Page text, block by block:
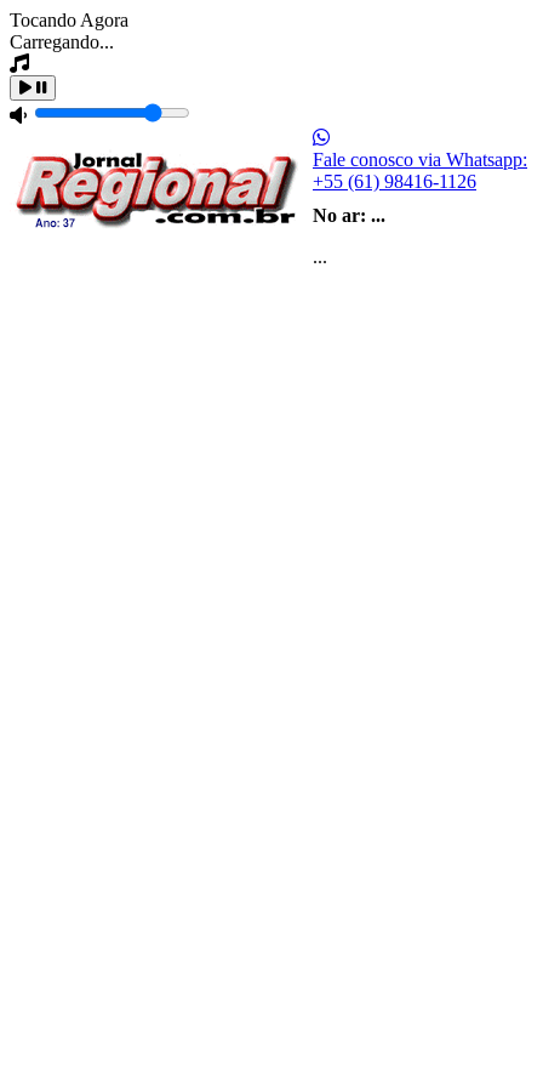
Tocando Agora
Carregando...
Fale conosco via Whatsapp:
+55 (61) 98416-1126
No ar: ...
...